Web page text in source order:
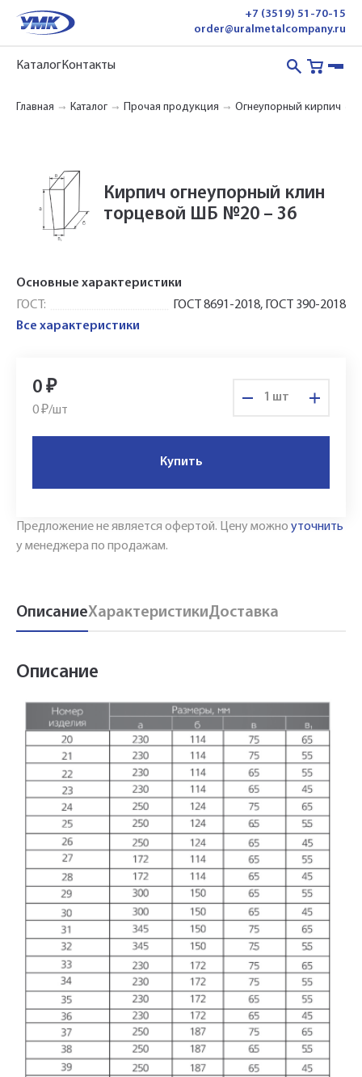
+7 (3519) 51-70-15
order@uralmetalcompany.ru
КаталогКонтакты
Главная Каталог Прочая продукция Огнеупорный кирпич
Кирпич огнеупорный клин
торцевой ШБ №20 – 36
Основные характеристики
ГОСТ:
ГОСТ 8691-2018, ГОСТ 390-2018
Все характеристики
0 ₽
0 ₽/шт
шт
Купить
Предложение не является офертой. Цену можно уточнить
у менеджера по продажам.
ОписаниеХарактеристикиДоставка
Описание
Укажите Ваш контактный телефон и имя
для связи, и наш менеджер поможет
сформировать Ваш заказ и рассчитать его
стоимость прямо по телефону.
Имя*
Телефон*
Заполните форму обратной связи, и наши
менеджеры перезвонят вам в ближайшее
время.